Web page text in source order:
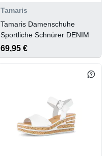
Tamaris
Tamaris Damenschuhe
Sportliche Schnürer DENIM
69,95 €